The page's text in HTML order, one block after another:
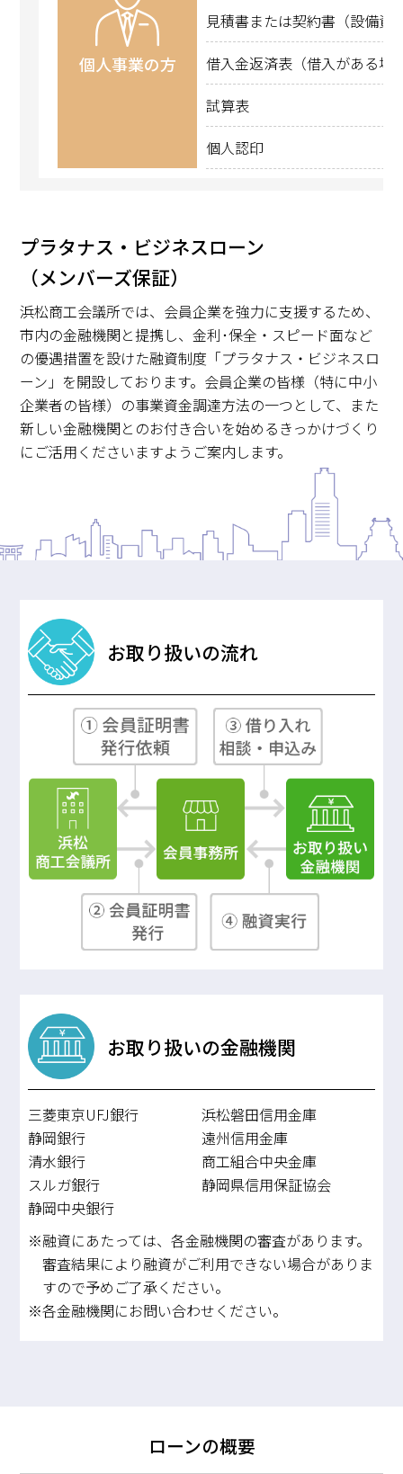
個人事業の方
見積書または契約書（設備資
借入金返済表（借入がある場
試算表
個人認印
プラタナス・ビジネスローン
（メンバーズ保証）
浜松商工会議所では、会員企業を強力に支援するため、
市内の金融機関と提携し、金利･保全・スピード面など
の優遇措置を設けた融資制度「プラタナス・ビジネスロ
ーン」を開設しております。会員企業の皆様（特に中小
企業者の皆様）の事業資金調達方法の一つとして、また
新しい金融機関とのお付き合いを始めるきっかけづくり
にご活用くださいますようご案内します。
お取り扱いの流れ
お取り扱いの金融機関
三菱東京UFJ銀行
浜松磐田信用金庫
静岡銀行
遠州信用金庫
清水銀行
商工組合中央金庫
スルガ銀行
静岡県信用保証協会
静岡中央銀行
※融資にあたっては、各金融機関の審査があります。
審査結果により融資がご利用できない場合がありま
すので予めご了承ください。
※各金融機関にお問い合わせください。
ローンの概要